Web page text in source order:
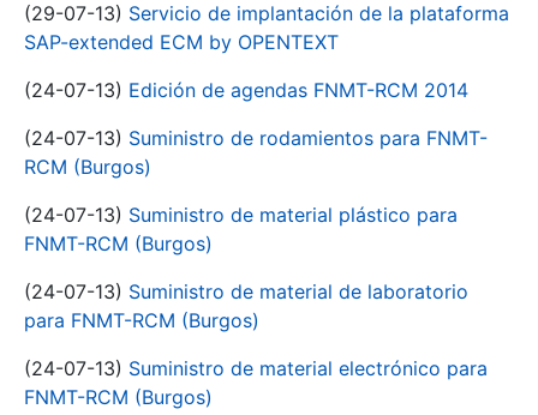
(29-07-13) Servicio de implantación de la plataforma
SAP-extended ECM by OPENTEXT
(24-07-13) Edición de agendas FNMT-RCM 2014
(24-07-13) Suministro de rodamientos para FNMT-
RCM (Burgos)
(24-07-13) Suministro de material plástico para
FNMT-RCM (Burgos)
(24-07-13) Suministro de material de laboratorio
para FNMT-RCM (Burgos)
(24-07-13) Suministro de material electrónico para
FNMT-RCM (Burgos)